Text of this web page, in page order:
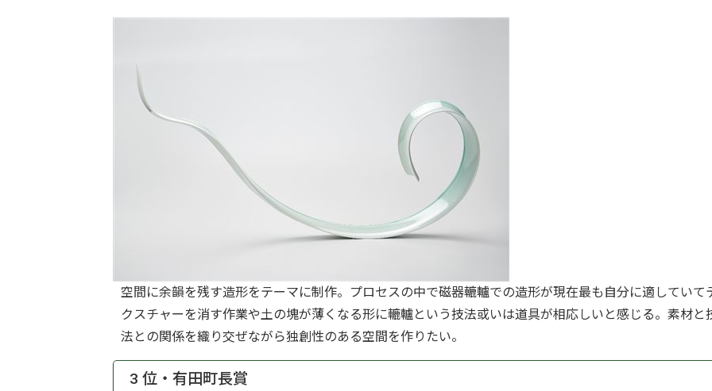
空間に余韻を残す造形をテーマに制作。プロセスの中で磁器轆轤での造形が現在最も自分に適していて
クスチャーを消す作業や土の塊が薄くなる形に轆轤という技法或いは道具が相応しいと感じる。素材と
法との関係を織り交ぜながら独創性のある空間を作りたい。
3 位・有田町長賞